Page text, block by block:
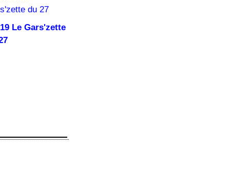
Le Gars'zette